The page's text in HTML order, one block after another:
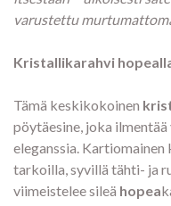
varustettu
Kristallikarahvi
Tämä keskikokoinen
pöytäesine, joka ilmentää
eleganssia.
tarkoilla, syvillä tähti- ja
viimeistelee sileä hopea